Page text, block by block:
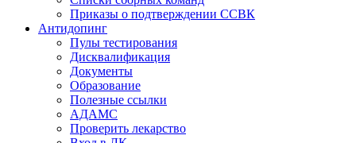
Приказы о подтверждении ССВК
Антидопинг
Пулы тестирования
Дисквалификация
Документы
Образование
Полезные ссылки
АДАМС
Проверить лекарство